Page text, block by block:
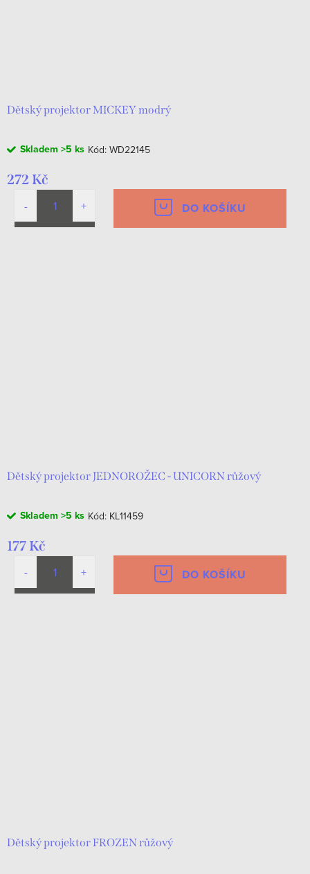
Dětský projektor MICKEY modrý
Skladem >5 ks Kód: WD22145
272 Kč
DO KOŠÍKU
Dětský projektor JEDNOROŽEC - UNICORN růžový
Skladem >5 ks Kód: KL11459
177 Kč
DO KOŠÍKU
Dětský projektor FROZEN růžový